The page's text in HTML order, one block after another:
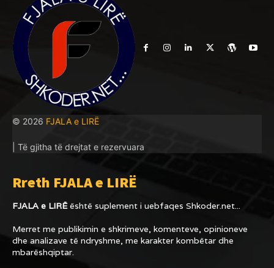
© 2026 FJALA e LIRË
| Të gjitha të drejtat e rezervuara
Rreth FJALA e LIRË
FJALA e LIRËështë suplement i uebfaqes Shkoder.net...
Merret me publikimin e shkrimeve, komenteve, opinioneve
dhe analizave të ndryshme, me karakter kombëtar dhe
mbarëshqiptar.